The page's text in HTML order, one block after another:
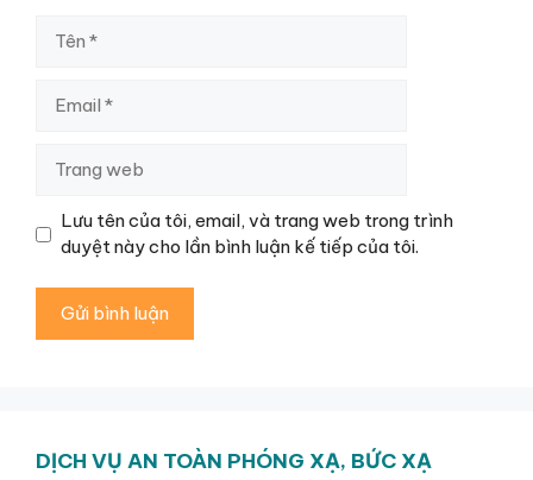
web
Lưu tên của tôi, email, và trang web trong trình
duyệt này cho lần bình luận kế tiếp của tôi.
DỊCH VỤ AN TOÀN PHÓNG XẠ, BỨC XẠ